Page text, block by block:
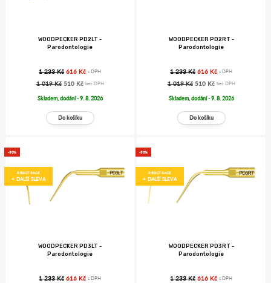
WOODPECKER PD2LT -
Parodontologie
1 233 Kč 616 Kč s DPH
1 019 Kč 510 Kč bez DPH
Skladem, dodání - 9. 8. 2026
WOODPECKER PD2RT -
Parodontologie
1 233 Kč 616 Kč s DPH
1 019 Kč 510 Kč bez DPH
Skladem, dodání - 9. 8. 2026
-50%
REGISTRACE
+ DALŠÍ SLEVA
WOODPECKER PD3LT -
Parodontologie
1 233 Kč 616 Kč s DPH
-50%
REGISTRACE
+ DALŠÍ SLEVA
WOODPECKER PD3RT -
Parodontologie
1 233 Kč 616 Kč s DPH